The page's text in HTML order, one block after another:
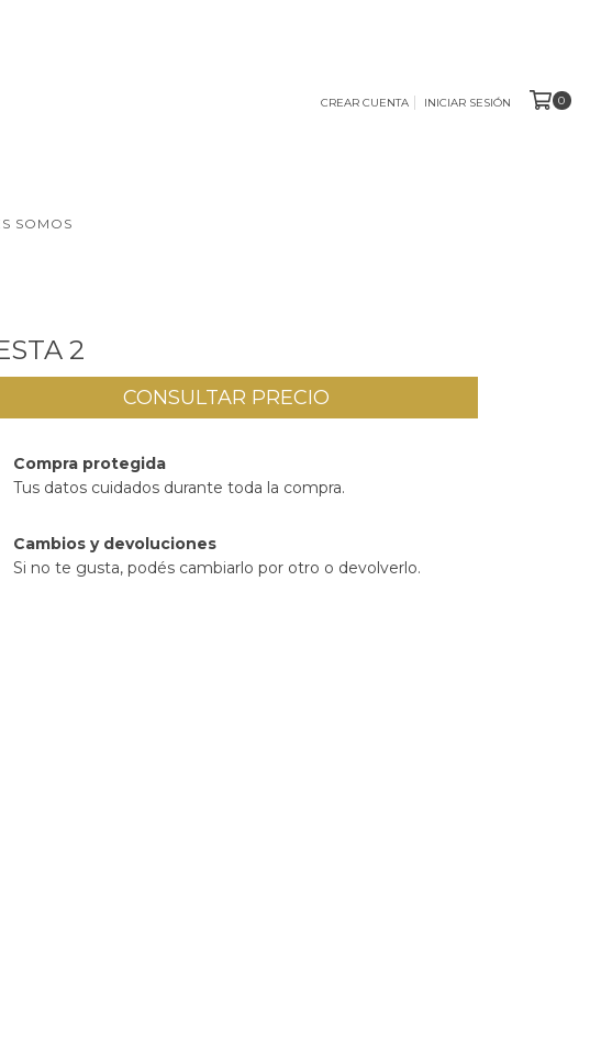
CREAR CUENTA INICIAR SESIÓN 0
SOMOS
2
Compra protegida
Tus datos cuidados durante toda la compra.
Cambios y devoluciones
Si no te gusta, podés cambiarlo por otro o devolverlo.